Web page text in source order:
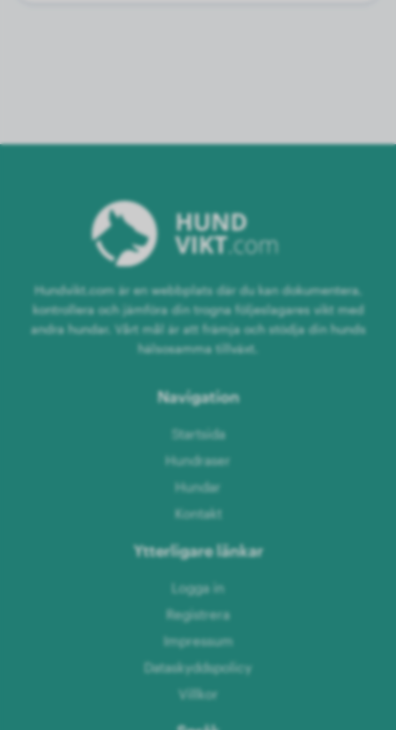
Hundvikt.com är en webbplats där du kan dokumentera,
kontrollera och jämföra din trogna följeslagares vikt med
andra hundar. Vårt mål är att främja och stödja din hunds
hälsosamma tillväxt.
Navigation
Startsida
Hundraser
Hundar
Kontakt
Ytterligare länkar
Logga in
Registrera
Impressum
Dataskyddspolicy
Villkor